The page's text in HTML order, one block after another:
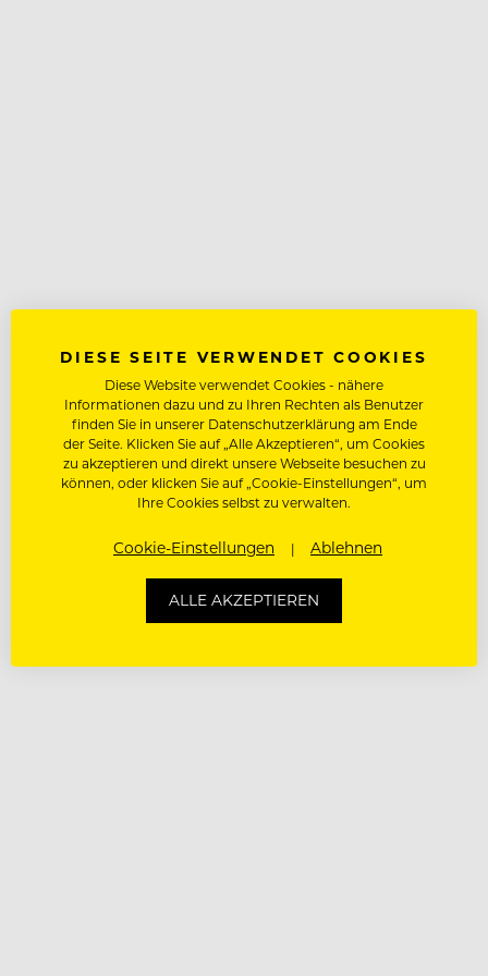
DIESE SEITE VERWENDET COOKIES
Diese Website verwendet Cookies - nähere
Informationen dazu und zu Ihren Rechten als Benutzer
finden Sie in unserer Datenschutzerklärung am Ende
der Seite. Klicken Sie auf „Alle Akzeptieren“, um Cookies
zu akzeptieren und direkt unsere Webseite besuchen zu
können, oder klicken Sie auf „Cookie-Einstellungen“, um
Ihre Cookies selbst zu verwalten.
Cookie-Einstellungen Ablehnen
ALLE AKZEPTIEREN